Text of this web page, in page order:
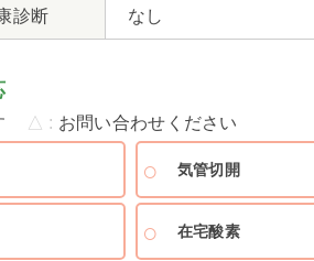
診断 なし
△ お問い合わせください
気管切開
在宅酸素